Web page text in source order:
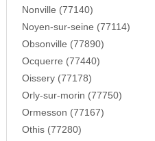
Nonville (77140)
Noyen-sur-seine (77114)
Obsonville (77890)
Ocquerre (77440)
Oissery (77178)
Orly-sur-morin (77750)
Ormesson (77167)
Othis (77280)